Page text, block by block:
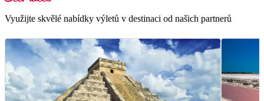
Využijte skvělé nabídky výletů v destinaci od našich partnerů